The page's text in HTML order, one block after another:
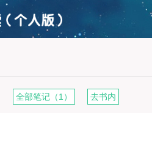
全部笔记（1） 去书内